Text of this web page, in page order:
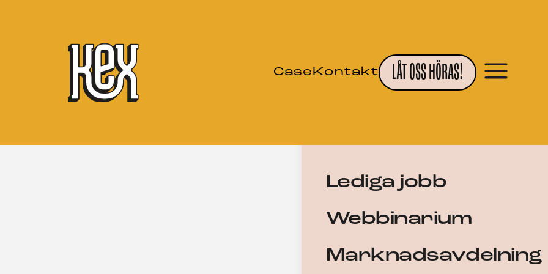
Case Kontakt LÅT OSS HÖRAS!
Lediga jobb
Webbinarium
Marknadsavdelning